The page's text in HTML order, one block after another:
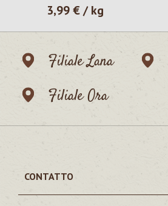
Prezzo normale:
3,99 € / kg
Filiale Lana
Filiale Ora
CONTATTO